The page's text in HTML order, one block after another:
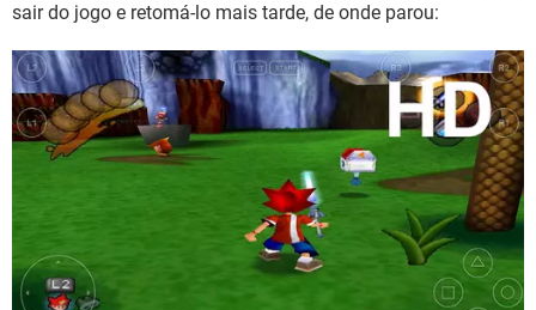
sair do jogo e retomá-lo mais tarde, de onde parou: